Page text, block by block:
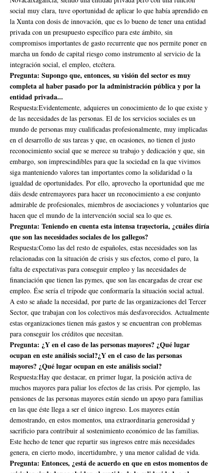
social muy clara, tuve oportunidad de aplicar lo que había aprendido en
la Xunta con dosis de innovación, que es lo bueno de tener una entidad
privada con un presupuesto específico para este ámbito, sin
compromisos importantes de gasto recurrente que nos permite poner en
marcha un fondo de capital riesgo como instrumento al servicio de la
integración social, el empleo, etcétera.
Pregunta: Supongo que, entonces, su visión del sector es muy
completa al haber pasado por la administración pública y por la
entidad privada...
Respuesta:Evidentemente, adquieres un conocimiento de lo que existe y
de las necesidades de las personas. El de los servicios sociales es un
mundo de personas muy cualificadas profesionalmente, muy implicadas
en el desarrollo de sus tareas y que, en ocasiones, no tienen el justo
reconocimiento social que se merece su trabajo y dedicación y que, sin
embargo, son imprescindibles para que la sociedad en la que vivimos
siga manteniendo valores tan importantes como la solidaridad o la
igualdad de oportunidades. Por ello, aprovecho la oportunidad que me
dáis desde entremayores para hacer un reconocimiento a ese conjunto
admirable de profesionales, miembros de asociaciones y voluntarios que
hacen que el mundo de la intervención social sea lo que es.
Pregunta: Teniendo en cuenta esta intensa trayectoria, ¿cuáles diría
que son las necesidades sociales de los gallegos?
Respuesta:Como las del resto de españoles, estas necesidades son las
relacionadas con la situación de crisis y sus efectos, como el paro, la
falta de expectativas para conseguir empleo y las necesidades de
financiación que tienen las pymes, que son las encargadas de crear ese
empleo. Ése sería el trípode que conformaría la situación social actual.
A esto se añade la necesidad, por parte de las organizaciones del Tercer
Sector, que trabajan con los colectivos más desfavorecidos. Actualmente
estas organizaciones tienen más gastos y se encuentran con problemas
para conseguir los créditos que necesitan.
Pregunta: ¿Y en el caso de las personas mayores? ¿Qué lugar
ocupan en este análisis social?¿Y en el caso de las personas
mayores? ¿Qué lugar ocupan en este análisis social?
Respuesta:Hay que destacar, en primer lugar, la posición activa de
muchos mayores para paliar los efectos de las crisis. Por ejemplo, las
pensiones de las personas mayores están siendo un apoyo para familias
en las que éste llega a ser el único ingreso. Los mayores están
demostrando, en estos momentos, una extraordinaria generosidad y
sacrificio para contribuir al sostenimiento económico de las familias.
Este hecho de tener que repartir sus ingresos entre más necesidades
genera, en cierto modo, incertidumbre, y una menor calidad de vida.
Pregunta: Entonces, ¿está de acuerdo en que en estos momentos de